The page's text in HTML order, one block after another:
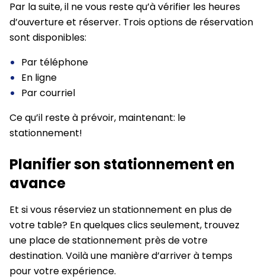
Par la suite, il ne vous reste qu’à vérifier les heures
d’ouverture et réserver. Trois options de réservation
sont disponibles:
Par téléphone
En ligne
Par courriel
Ce qu’il reste à prévoir, maintenant: le
stationnement!
Planifier son stationnement en
avance
Et si vous réserviez un stationnement en plus de
votre table? En quelques clics seulement, trouvez
une place de stationnement près de votre
destination. Voilà une manière d’arriver à temps
pour votre expérience.